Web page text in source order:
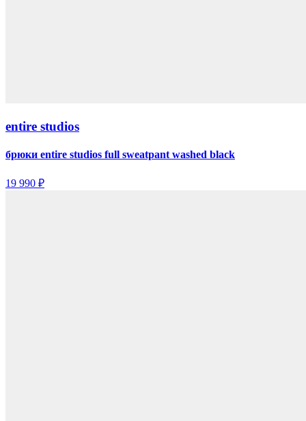
entire studios
брюки entire studios full sweatpant washed black
19 990 ₽